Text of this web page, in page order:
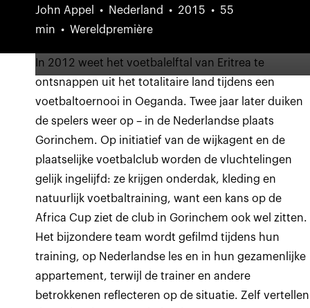
John Appel Nederland 2015
55
min
Wereldpremière
In 2012 weet het voetbalelftal van Eritrea te
ontsnappen uit het totalitaire land tijdens een
voetbaltoernooi in Oeganda. Twee jaar later duiken
de spelers weer op – in de Nederlandse plaats
Gorinchem. Op initiatief van de wijkagent en de
plaatselijke voetbalclub worden de vluchtelingen
gelijk ingelijfd: ze krijgen onderdak, kleding en
natuurlijk voetbaltraining, want een kans op de
Africa Cup ziet de club in Gorinchem ook wel zitten.
Het bijzondere team wordt gefilmd tijdens hun
training, op Nederlandse les en in hun gezamenlijke
appartement, terwijl de trainer en andere
betrokkenen reflecteren op de situatie. Zelf vertellen